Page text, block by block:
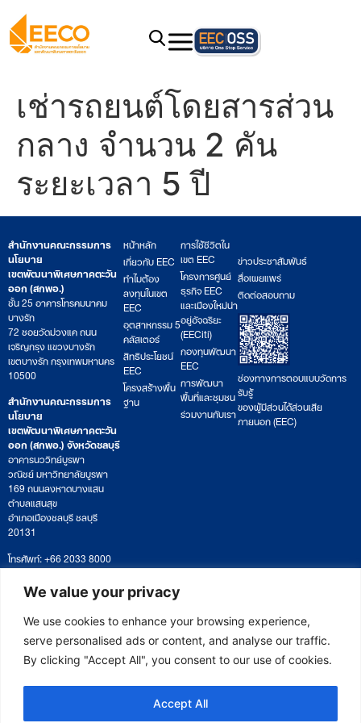
We value your privacy
We use cookies to enhance your browsing experience,
serve personalised ads or content, and analyse our traffic.
By clicking "Accept All", you consent to our use of cookies.
Accept All
เช่ารถยนต์โดยสารส่วน
กลาง จำนวน 2 คัน
ระยะเวลา 5 ปี
สำนักงานคณะกรรมการ
นโยบาย
เขตพัฒนาพิเศษภาคตะวัน
ออก (สกพอ.)
ชั้น 25 อาคารโทรคมนาคม
บางรัก
72 ซอยวัดม่วงแค ถนน
เจริญกรุง แขวงบางรัก
เขตบางรัก กรุงเทพมหานคร
10500
สำนักงานคณะกรรมการ
นโยบาย
เขตพัฒนาพิเศษภาคตะวัน
ออก (สกพอ.) จังหวัดชลบุรี
อาคารนววิทย์บูรพา
วณิชย์ มหาวิทยาลัยบูรพา
169 ถนนลงหาดบางแสน
ตำบลแสนสุข
อำเภอเมืองชลบุรี ชลบุรี
20131
โทรศัพท์: +66 2033 8000
เวลาทำการ: จันทร์ – ศุกร์
09:00 – 17:00 น.
ติดตามหนังสือหรือยื่นเอกสาร
saraban@eeco.or.th
หน้าหลัก
เกี่ยวกับ EEC
ทำไมต้อง
ลงทุนในเขต
EEC
อุตสาหกรรม 5
คลัสเตอร์
สิทธิประโยชน์
EEC
โครงสร้างพื้น
ฐาน
การใช้ชีวิตใน
เขต EEC
โครงการศูนย์
ธุรกิจ EEC
และเมืองใหม่น่า
อยู่อัจฉริยะ
(EECiti)
กองทุนพัฒนา
EEC
การพัฒนา
พื้นที่และชุมชน
ร่วมงานกับเรา
ข่าวประชาสัมพันธ์
สื่อเผยแพร่
ติดต่อสอบถาม
ช่องทางการตอบแบบวัดการ
รับรู้
ของผู้มีส่วนได้ส่วนเสีย
ภายนอก (EEC)
Copyright © 2025 Eastern Economic Corridor Office (EECO)